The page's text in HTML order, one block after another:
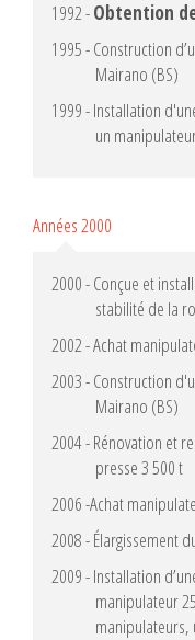
1992 -Obtention
1995 - Construction
Mairano (BS)
1999 - Installation
un
Années 2000
2000 - Conçue et
stabilité de la
2002 - Achat
2003 - Construction
Mairano (BS)
2004 - Rénovation et
presse 3 500 t
2006 -Achat
2008 - Élargissement
2009 - Installation
manipulateur
manipulateurs,